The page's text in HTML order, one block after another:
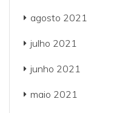
agosto 2021
julho 2021
junho 2021
maio 2021